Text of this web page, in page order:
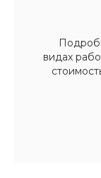
видах